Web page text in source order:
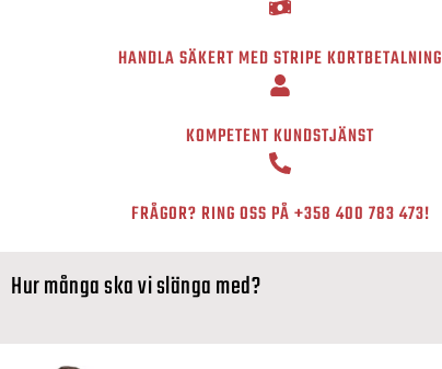
HANDLA SÄKERT MED STRIPE KORTBETALNING
KOMPETENT KUNDSTJÄNST
FRÅGOR? RING OSS PÅ+358 400 783 473!
Hur många ska vi slänga med?